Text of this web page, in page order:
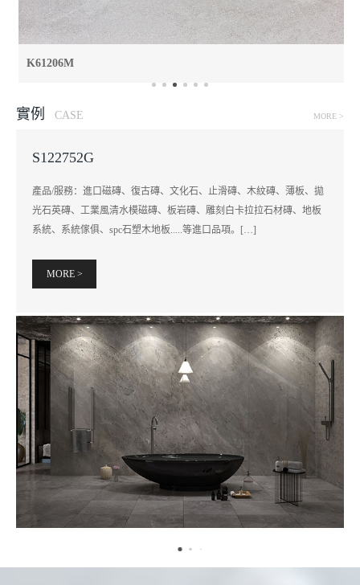
K61206M
實例 CASE MORE >
S122752G
產品/服務：進口磁磚、復古磚、文化石、止滑磚、木紋磚、薄板、拋
光石英磚、工業風清水模磁磚、板岩磚、雕刻白卡拉拉石材磚、地板
系統、系統傢俱、spc石塑木地板.....等進口品項。[…]
MORE >